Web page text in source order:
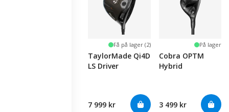
Få på lager (2)
TaylorMade Qi4D
LS Driver
7 999 kr
På lager
Cobra OPTM
Hybrid
3 499 kr